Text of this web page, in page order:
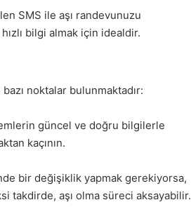
SMS ile aşı randevunuzu
bilgi almak için idealdir.
noktalar bulunmaktadır:
güncel ve doğru bilgilerle
kaçının.
bir değişiklik yapmak gerekiyorsa,
takdirde, aşı olma süreci aksayabilir.